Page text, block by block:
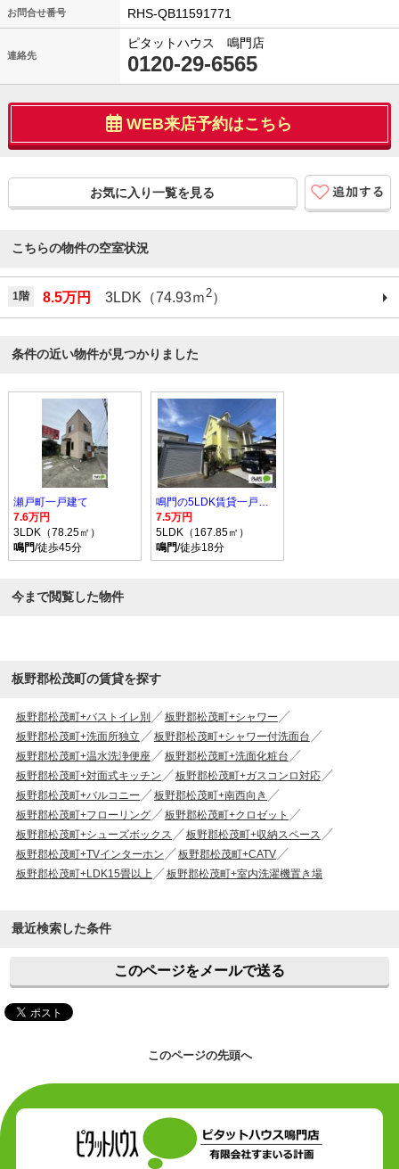
お問合せ番号 RHS-QB11591771
連絡先
ピタットハウス 鳴門店
0120-29-6565
WEB来店予約はこちら
お気に入り一覧を見る
こちらの物件の空室状況
1階 8.5万円 3LDK（74.93ｍ2）
条件の近い物件が見つかりました
瀬戸町一戸建て
7.6万円
3LDK（78.25㎡）
鳴門/徒歩45分
鳴門の5LDK賃貸一戸建て
7.5万円
5LDK（167.85㎡）
鳴門/徒歩18分
今まで閲覧した物件
板野郡松茂町の賃貸を探す
板野郡松茂町+バストイレ別
板野郡松茂町+シャワー
板野郡松茂町+洗面所独立
板野郡松茂町+シャワー付洗面台
板野郡松茂町+温水洗浄便座
板野郡松茂町+洗面化粧台
板野郡松茂町+対面式キッチン
板野郡松茂町+ガスコンロ対応
板野郡松茂町+バルコニー
板野郡松茂町+南西向き
板野郡松茂町+フローリング
板野郡松茂町+クロゼット
板野郡松茂町+シューズボックス
板野郡松茂町+収納スペース
板野郡松茂町+TVインターホン
板野郡松茂町+CATV
板野郡松茂町+LDK15畳以上
板野郡松茂町+室内洗濯機置き場
最近検索した条件
このページをメールで送る
このページの先頭へ